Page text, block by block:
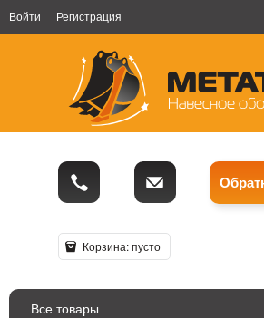
Войти Регистрация
Корзина:пусто
Все товары